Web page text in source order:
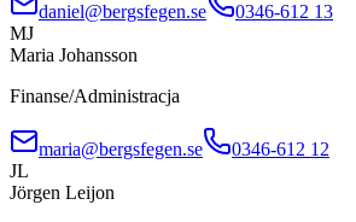
daniel@bergsfegen.se
0346-612 13
MJ
Maria Johansson
Finanse/Administracja
maria@bergsfegen.se
0346-612 12
JL
Jörgen Leijon